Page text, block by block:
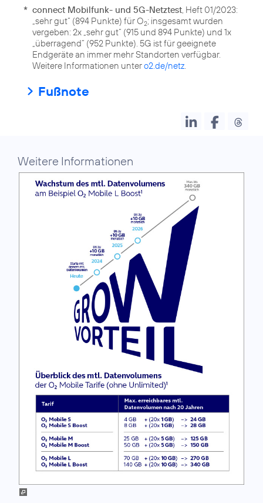
* connect Mobilfunk- und 5G-Netztest , Heft 01/2023:
„sehr gut“ (894 Punkte) für O2; insgesamt wurden
vergeben: 2x „sehr gut“ (915 und 894 Punkte) und 1x
„überragend“ (952 Punkte). 5G ist für geeignete
Endgeräte an immer mehr Standorten verfügbar.
Weitere Informationen untero2.de/netz
Fußnote
Weitere Informationen